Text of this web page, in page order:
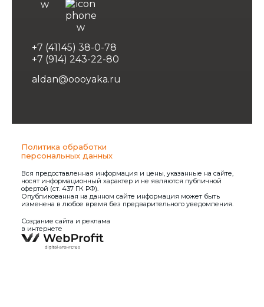
+7 (41145) 38-0-78
+7 (914) 243-22-80
aldan@oooyaka.ru
Политика обработки
персональных данных
Вся предоставленная информация и цены, указанные на сайте,
носят информационный характер и не являются публичной
офертой (ст. 437 ГК РФ).
Опубликованная на данном сайте информация может быть
изменена в любое время без предварительного уведомления.
Создание сайта и реклама
в интернете